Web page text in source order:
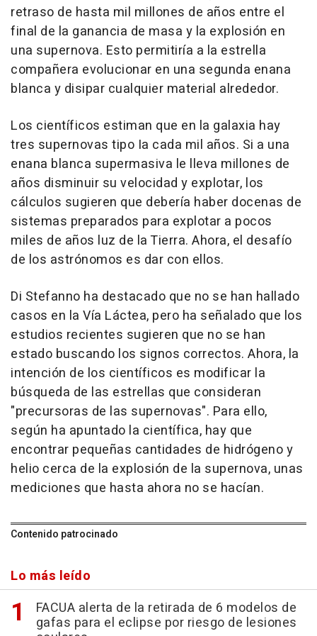
retraso de hasta mil millones de años entre el
final de la ganancia de masa y la explosión en
una supernova. Esto permitiría a la estrella
compañera evolucionar en una segunda enana
blanca y disipar cualquier material alrededor.
Los científicos estiman que en la galaxia hay
tres supernovas tipo Ia cada mil años. Si a una
enana blanca supermasiva le lleva millones de
años disminuir su velocidad y explotar, los
cálculos sugieren que debería haber docenas de
sistemas preparados para explotar a pocos
miles de años luz de la Tierra. Ahora, el desafío
de los astrónomos es dar con ellos.
Di Stefanno ha destacado que no se han hallado
casos en la Vía Láctea, pero ha señalado que los
estudios recientes sugieren que no se han
estado buscando los signos correctos. Ahora, la
intención de los científicos es modificar la
búsqueda de las estrellas que consideran
"precursoras de las supernovas". Para ello,
según ha apuntado la científica, hay que
encontrar pequeñas cantidades de hidrógeno y
helio cerca de la explosión de la supernova, unas
mediciones que hasta ahora no se hacían.
Contenido patrocinado
Lo más leído
FACUA alerta de la retirada de 6 modelos de
gafas para el eclipse por riesgo de lesiones